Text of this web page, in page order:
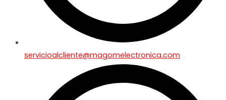
servicioalcliente@magomelectronica.com